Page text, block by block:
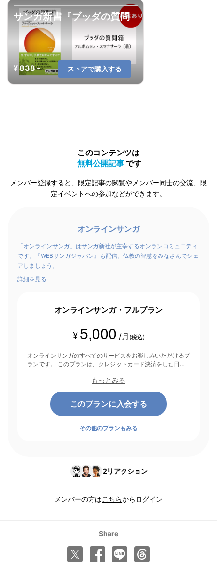
サンガ新書『ブッダの質問
箱―仏教まるごとＱ＆Ａ』
アルボムッ...
¥ 838 - ストアで購入する
このコンテンツは
無料公開記事 です
メンバー登録すると、限定記事の閲覧やメンバー同士の交流、限
定イベントへの参加などができます。
オンラインサンガ
「オンラインサンガ」はサンガ新社が主宰するオンランコミュニティ
です。『WEBサンガジャパン』も配信。仏教の智慧をみなさんでシェ
アしましょう。
詳細を見る
オンラインサンガ・フルプラン
¥ 5,000 /月 (税込)
オンラインサンガのすべてのサービスをお楽しみいただけるプ
ランです。 このプランは、クレジットカード決済をした日を
もっとみる
このプランに入会する
その他のプランもみる
2 リアクション
メンバーの方はこちらからログイン
Share